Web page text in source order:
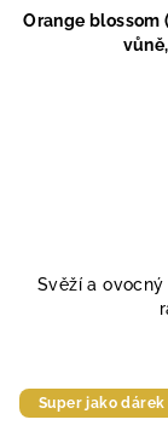
Orange blossom
Svěží a
Super jako dárek